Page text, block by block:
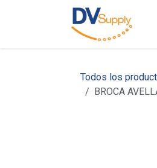
Todos los
BROCA